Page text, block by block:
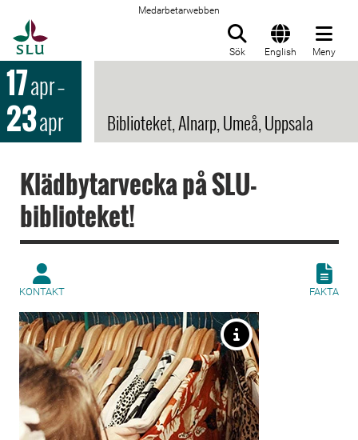
Medarbetarwebben
Sök English Meny
17apr–
23apr Biblioteket, Alnarp, Umeå, Uppsala
Klädbytarvecka på SLU-
biblioteket!
KONTAKT FAKTA